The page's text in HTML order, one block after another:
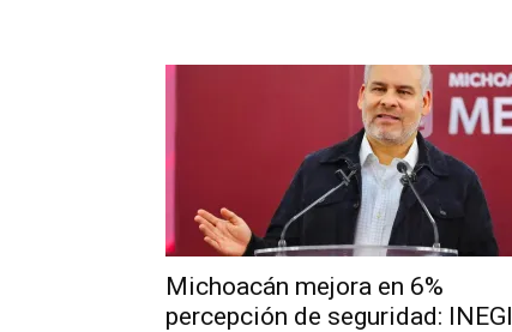
Michoacán mejora en 6%
percepción de seguridad: INEGI